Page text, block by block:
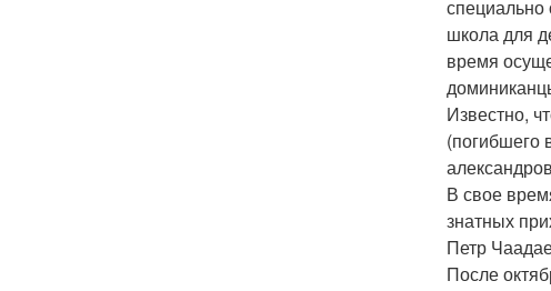
специально
школа для
время
Известно,
(погибшего
В свое
знатных
Петр
После